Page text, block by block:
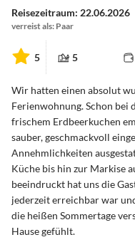
Reisezeitraum: 22.06.2026
verreist als: Paar
5 5
Wir hatten einen absolut
Ferienwohnung. Schon
frischem Erdbeerkuchen
sauber, geschmackvoll
Annehmlichkeiten
Küche bis hin zur Markise
beeindruckt hat uns die
jederzeit erreichbar war
die heißen Sommertage
Hause gefühlt.